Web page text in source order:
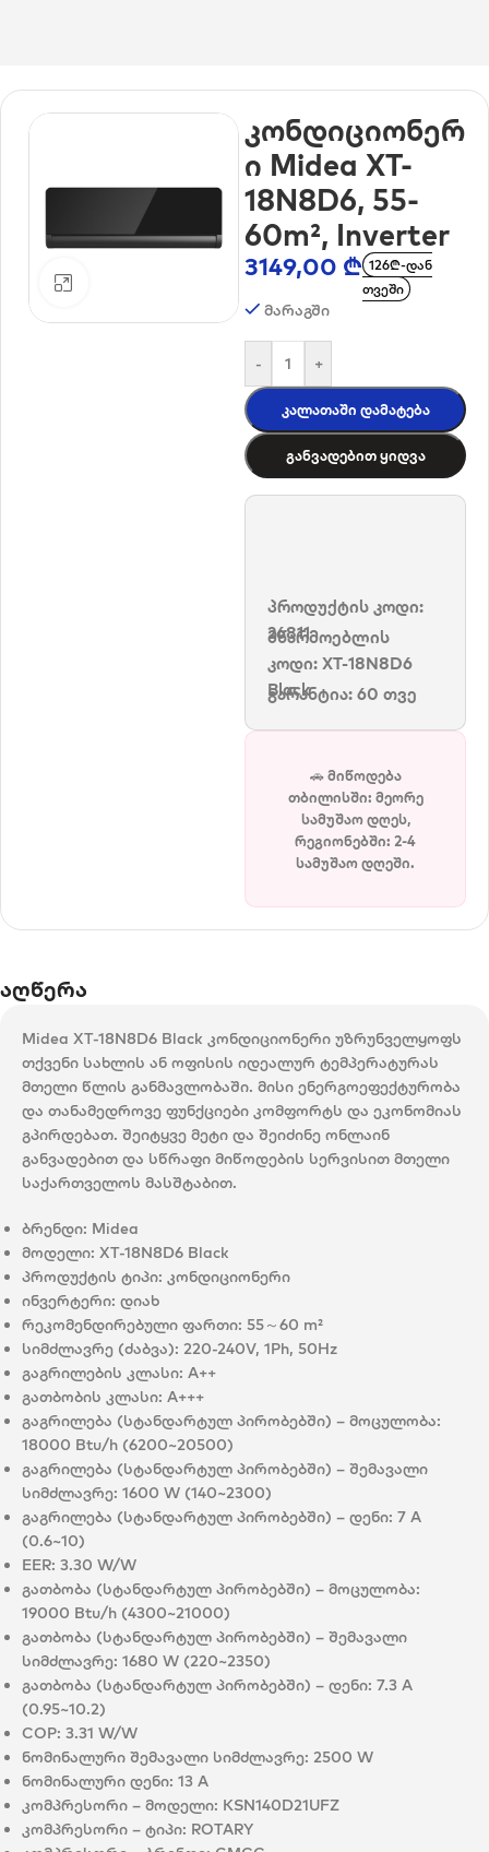
კონდიციონერ
ი Midea XT-
18N8D6, 55-
60m², Inverter
3149,00 ₾ 126₾-დან
თვეში
მარაგში
- +
Კალათაში Დამატება
Განვადებით Ყიდვა
პროდუქტის კოდი:
26811
მწარმოებლის
კოდი: XT-18N8D6
Black
გარანტია: 60 თვე
🚗 მიწოდება
თბილისში: მეორე
სამუშაო დღეს,
რეგიონებში: 2-4
სამუშაო დღეში.
აღწერა
Midea XT-18N8D6 Black კონდიციონერი უზრუნველყოფს
თქვენი სახლის ან ოფისის იდეალურ ტემპერატურას
მთელი წლის განმავლობაში. მისი ენერგოეფექტურობა
და თანამედროვე ფუნქციები კომფორტს და ეკონომიას
გპირდებათ. შეიტყვე მეტი და შეიძინე ონლაინ
განვადებით და სწრაფი მიწოდების სერვისით მთელი
საქართველოს მასშტაბით.
ბრენდი: Midea
მოდელი: XT-18N8D6 Black
პროდუქტის ტიპი: კონდიციონერი
ინვერტერი: დიახ
რეკომენდირებული ფართი: 55～60 m²
სიმძლავრე (ძაბვა): 220-240V, 1Ph, 50Hz
გაგრილების კლასი: A++
გათბობის კლასი: A+++
გაგრილება (სტანდარტულ პირობებში) – მოცულობა:
18000 Btu/h (6200~20500)
გაგრილება (სტანდარტულ პირობებში) – შემავალი
სიმძლავრე: 1600 W (140~2300)
გაგრილება (სტანდარტულ პირობებში) – დენი: 7 A
(0.6~10)
EER: 3.30 W/W
გათბობა (სტანდარტულ პირობებში) – მოცულობა:
19000 Btu/h (4300~21000)
გათბობა (სტანდარტულ პირობებში) – შემავალი
სიმძლავრე: 1680 W (220~2350)
გათბობა (სტანდარტულ პირობებში) – დენი: 7.3 A
(0.95~10.2)
COP: 3.31 W/W
ნომინალური შემავალი სიმძლავრე: 2500 W
ნომინალური დენი: 13 A
კომპრესორი – მოდელი: KSN140D21UFZ
კომპრესორი – ტიპი: ROTARY